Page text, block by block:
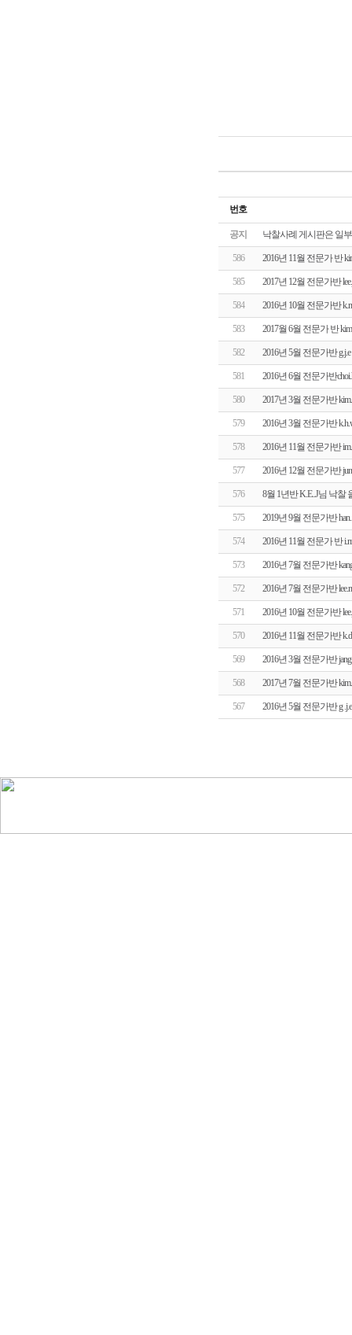
번호
공지 낙찰사례 게시판은 일
586 2016년 11월 전문가 반
585 2017년 12월 전문가반
584 2016년 10월 전문가반
583 2017월 6월 전문가 반
582 2016년 5월 전문가반
581 2016년 6월 전문가반
580 2017년 3월 전문가반
579 2016년 3월 전문가반
578 2016년 11월 전문가반
577 2016년 12월 전문가반
576 8월 1년반 K.E..J님 낙찰
575 2019년 9월 전문가반
574 2016년 11월 전문가 반
573 2016년 7월 전문가반
572 2016년 7월 전문가반
571 2016년 10월 전문가반
570 2016년 11월 전문가반
569 2016년 3월 전문가반
568 2017년 7월 전문가반
567 2016년 5월 전문가반 g